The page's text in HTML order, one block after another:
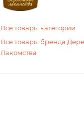
Все товары категории
Все товары бренда
Лакомства